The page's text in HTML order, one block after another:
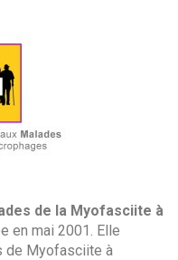
de la Myofasciite à
en mai 2001. Elle
de Myofasciite à